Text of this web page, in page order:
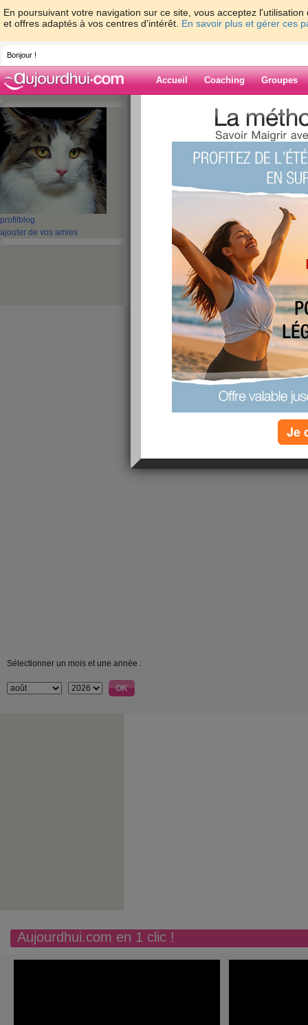
En poursuivant votre navigation sur ce site, vous acceptez
et offres adaptés à vos centres d'intérêt. En savoir plus et gérer ces
Bonjour !
Accueil Coaching Groupes
profil blog
ajouter de vos amies
>
Blog de
Suiv. ›
Je m’appelle...
publié le 31/05/2008 à 20:42
Je m’appelle Virginie. Je suis étudiante en
poids même si je ne suis pas "très grosse" je
j'ai quelques kilos à perdre...
lire la suite
1 - 1 de 1 « ‹ Préc. 1 Suiv. › »
Sélectionner un mois et une année :
Aujourdhui.com en 1 clic !
Je